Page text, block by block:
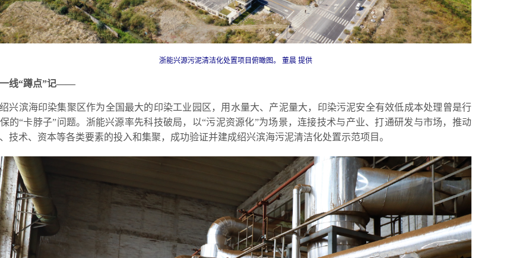
浙能兴源污泥清洁化处置项目俯瞰图。 董晨 提供
一线“蹲点”记——
绍兴滨海印染集聚区作为全国最大的印染工业园区，用水量大、产泥量大，印染污泥安全有效低成本处理曾是行
的“卡脖子”问题。浙能兴源率先科技破局，以“污泥资源化”为场景，连接技术与产业、打通研发与市场，推动
技术、资本等各类要素的投入和集聚，成功验证并建成绍兴滨海污泥清洁化处置示范项目。